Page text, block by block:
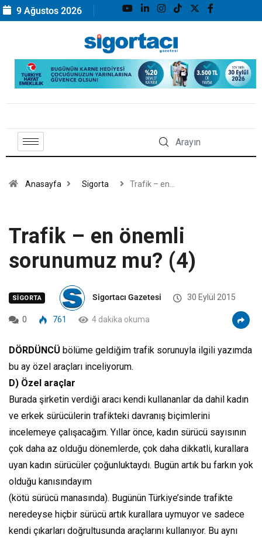
9 Ağustos 2026
Anasayfa Sigorta Trafik – en…
Trafik – en önemli
sorunumuz mu? (4)
SIGORTA Sigortacı Gazetesi 30 Eylül 2015
0 761 4 dakika okuma
DÖRDÜNCÜ bölüme geldiğim trafik sorunuyla ilgili yazımda
bu ay özel araçları inceliyorum.
D) Özel araçlar
Burada şirketin verdiği aracı kendi kullananlar da dahil kadın
ve erkek sürücülerin trafikteki davranış biçimlerini
incelemeye çalışacağım. Yıllar önce, kadın sürücü sayısının
çok daha az olduğu dönemlerde, çok daha dikkatli, kurallara
uyan kadın sürücüler çoğunluktaydı. Bugün artık bu farkın yok
olduğu kanısındayım
(kötü sürücü manasında). Bugünün Türkiye’sinde trafikte
neredeyse hiçbir sürücü artık kurallara uymuyor ve sadece
kendi çıkarları doğrultusunda araçlarını kullanıyor. Bu aynı